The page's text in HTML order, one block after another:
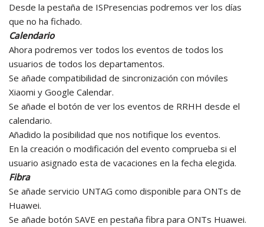
Desde la pestaña de ISPresencias podremos ver los días
que no ha fichado.
Calendario
Ahora podremos ver todos los eventos de todos los
usuarios de todos los departamentos.
Se añade compatibilidad de sincronización con móviles
Xiaomi y Google Calendar.
Se añade el botón de ver los eventos de RRHH desde el
calendario.
Añadido la posibilidad que nos notifique los eventos.
En la creación o modificación del evento comprueba si el
usuario asignado esta de vacaciones en la fecha elegida.
Fibra
Se añade servicio UNTAG como disponible para ONTs de
Huawei.
Se añade botón SAVE en pestaña fibra para ONTs Huawei.